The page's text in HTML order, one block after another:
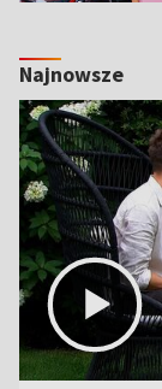
Najnowsze